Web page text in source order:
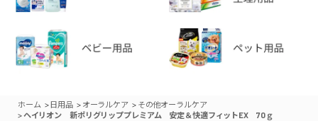
ホーム > 日用品 > オーラルケア > その他オーラルケア
>ヘイリオン 新ポリグリッププレミアム 安定＆快適フィットEX 70ｇ